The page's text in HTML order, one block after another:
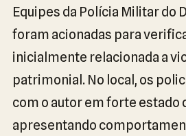
Equipes da Polícia Militar do
foram acionadas para
inicialmente relacionada a
patrimonial. No local, os
com o autor em forte estado
apresentando